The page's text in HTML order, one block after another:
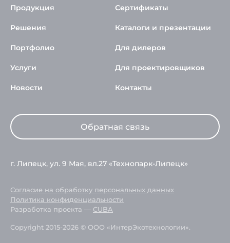
Продукция
Решения
Портфолио
Услуги
Новости
Сертификаты
Каталоги и презентации
Для дилеров
Для проектировщиков
Контакты
Обратная связь
г. Липецк, ул. 9 Мая, вл.27 «Технопарк-Липецк»
Согласие на обработку персональных данных
Политика конфиденциальности
Разработка проекта — CUBA
Copyright 2015-2026 © ООО «ИнтерЭкотехнологии».